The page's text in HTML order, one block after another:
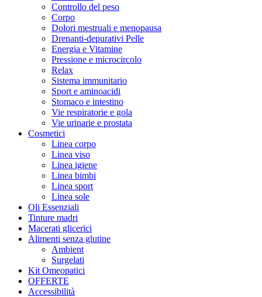
Controllo del peso
Corpo
Dolori mestruali e menopausa
Drenanti-depurativi Pelle
Energia e Vitamine
Pressione e microcircolo
Relax
Sistema immunitario
Sport e aminoacidi
Stomaco e intestino
Vie respiratorie e gola
Vie urinarie e prostata
Cosmetici
Linea corpo
Linea viso
Linea igiene
Linea bimbi
Linea sport
Linea sole
Oli Essenziali
Tinture madri
Macerati glicerici
Alimenti senza glutine
Ambient
Surgelati
Kit Omeopatici
OFFERTE
Accessibilità